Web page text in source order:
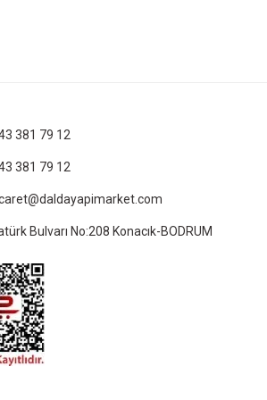
2,5 LT
2,5 LT
381 79 12
381 79 12
Bulvarı No:208 Konacık-BODRUM